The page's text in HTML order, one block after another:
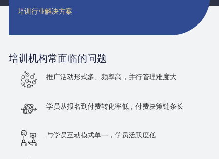
培训行业解决方案
培训机构常面临的问题
推广活动形式多、频率高，并行管理难度大
学员从报名到付费转化率低，付费决策链条长
与学员互动模式单一，学员活跃度低